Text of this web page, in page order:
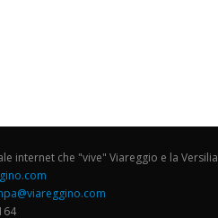
internet che "vive" Viareggio e la Versilia